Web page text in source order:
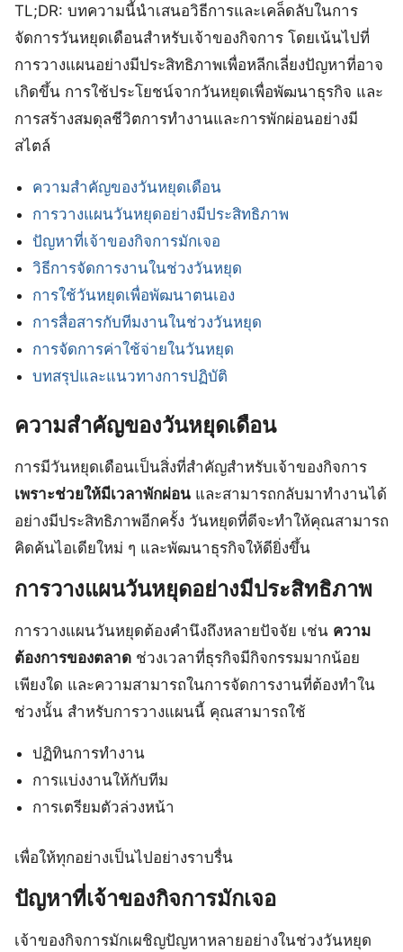
TL;DR: บทความนี้นำเสนอวิธีการและเคล็ดลับในการ
จัดการวันหยุดเดือนสำหรับเจ้าของกิจการ โดยเน้นไปที่
การวางแผนอย่างมีประสิทธิภาพเพื่อหลีกเลี่ยงปัญหาที่อาจ
เกิดขึ้น การใช้ประโยชน์จากวันหยุดเพื่อพัฒนาธุรกิจ และ
การสร้างสมดุลชีวิตการทำงานและการพักผ่อนอย่างมี
สไตล์
ความสำคัญของวันหยุดเดือน
การวางแผนวันหยุดอย่างมีประสิทธิภาพ
ปัญหาที่เจ้าของกิจการมักเจอ
วิธีการจัดการงานในช่วงวันหยุด
การใช้วันหยุดเพื่อพัฒนาตนเอง
การสื่อสารกับทีมงานในช่วงวันหยุด
การจัดการค่าใช้จ่ายในวันหยุด
บทสรุปและแนวทางการปฏิบัติ
ความสำคัญของวันหยุดเดือน
การมีวันหยุดเดือนเป็นสิ่งที่สำคัญสำหรับเจ้าของกิจการ
เพราะช่วยให้มีเวลาพักผ่อน และสามารถกลับมาทำงานได้
อย่างมีประสิทธิภาพอีกครั้ง วันหยุดที่ดีจะทำให้คุณสามารถ
คิดค้นไอเดียใหม่ ๆ และพัฒนาธุรกิจให้ดียิ่งขึ้น
การวางแผนวันหยุดอย่างมีประสิทธิภาพ
การวางแผนวันหยุดต้องคำนึงถึงหลายปัจจัย เช่น ความ
ต้องการของตลาด ช่วงเวลาที่ธุรกิจมีกิจกรรมมากน้อย
เพียงใด และความสามารถในการจัดการงานที่ต้องทำใน
ช่วงนั้น สำหรับการวางแผนนี้ คุณสามารถใช้
ปฏิทินการทำงาน
การแบ่งงานให้กับทีม
การเตรียมตัวล่วงหน้า
เพื่อให้ทุกอย่างเป็นไปอย่างราบรื่น
ปัญหาที่เจ้าของกิจการมักเจอ
เจ้าของกิจการมักเผชิญปัญหาหลายอย่างในช่วงวันหยุด